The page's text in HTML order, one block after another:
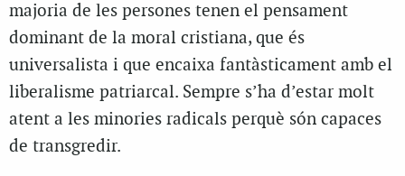
majoria de les persones tenen el pensament
dominant de la moral cristiana, que és
universalista i que encaixa fantàsticament amb el
liberalisme patriarcal. Sempre s’ha d’estar molt
atent a les minories radicals perquè són capaces
de transgredir.